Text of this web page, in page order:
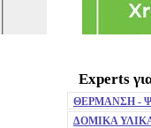
MuteExperts
ΘΕΡΜΑΝΣΗ -
ΔΟΜΙΚΑ